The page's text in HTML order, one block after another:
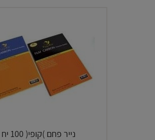
נייר פחם )קופי( 100 יח